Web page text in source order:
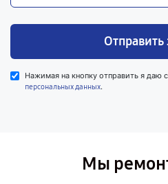
Отправить
Нажимая на кнопку отправить я даю
персональных данных.
Мы